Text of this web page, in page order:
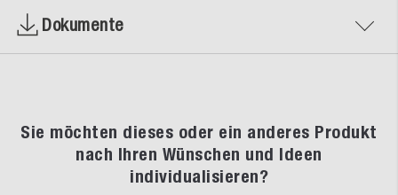
Dokumente
Sie möchten dieses oder ein anderes Produkt
nach Ihren Wünschen und Ideen
individualisieren?